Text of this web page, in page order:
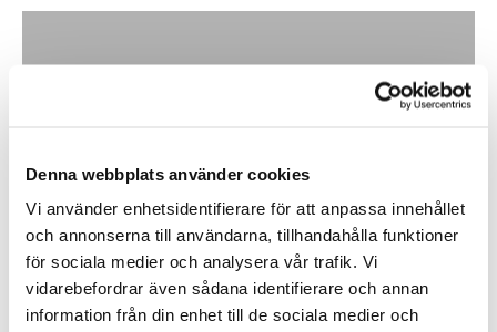
Denna webbplats använder cookies
Vi använder enhetsidentifierare för att anpassa innehållet
och annonserna till användarna, tillhandahålla funktioner
för sociala medier och analysera vår trafik. Vi
vidarebefordrar även sådana identifierare och annan
information från din enhet till de sociala medier och
utomhusbelysning
Köp